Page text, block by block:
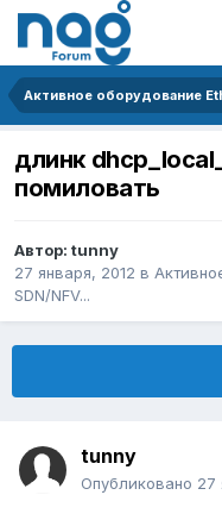
длинк
помиловать
Автор: tunny
27 января, 2012 в
SDN/NFV...
tunny
Опубликовано 27